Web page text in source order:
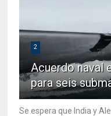
2
Acuerdo naval
para seis
Se espera que India y